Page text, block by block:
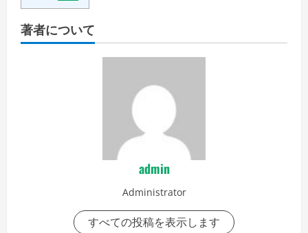
著者について
admin
Administrator
すべての投稿を表示します